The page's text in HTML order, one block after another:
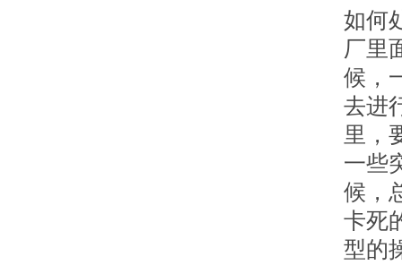
如何
厂里
候，
去进
里，
一些
候，
卡死
型的